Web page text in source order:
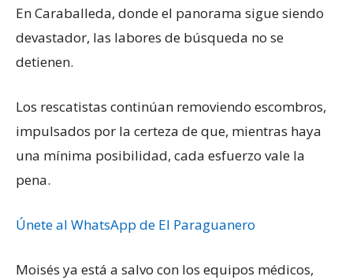
En Caraballeda, donde el panorama sigue siendo
devastador, las labores de búsqueda no se
detienen.
Los rescatistas continúan removiendo escombros,
impulsados por la certeza de que, mientras haya
una mínima posibilidad, cada esfuerzo vale la
pena.
Únete al WhatsApp de El Paraguanero
Moisés ya está a salvo con los equipos médicos,